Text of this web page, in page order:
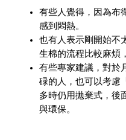
有些人覺得，因為布
感到悶熱。
也有人表示剛開始不
生棉的流程比較麻煩
有些專家建議，對於
碌的人，也可以考慮
多時仍用拋棄式，後
與環保。